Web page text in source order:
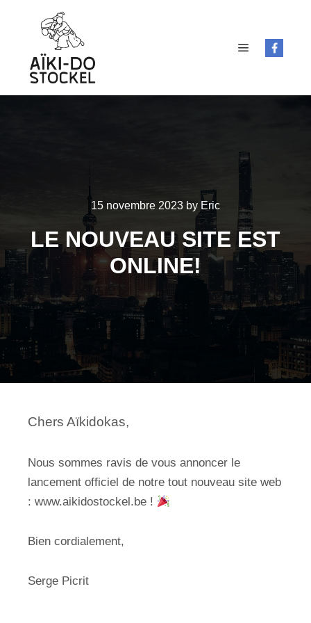
15 novembre 2023 by Eric
LE NOUVEAU SITE EST
ONLINE!
Chers Aïkidokas,
Nous sommes ravis de vous annoncer le
lancement officiel de notre tout nouveau site web
: www.aikidostockel.be !
Bien cordialement,
Serge Picrit